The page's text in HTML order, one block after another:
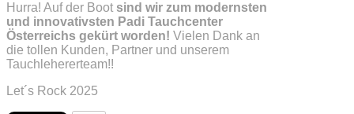
Hurra! Auf der Boot sind wir zum modernsten
und innovativsten Padi Tauchcenter
Österreichs gekürt worden! Vielen Dank an
die tollen Kunden, Partner und unserem
Tauchlehererteam!!
Let´s Rock 2025